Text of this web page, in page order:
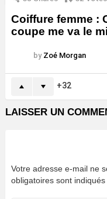
Coiffure femme :
coupe me va le
by Zoé Morgan
32
LAISSER UN
Votre adresse e-mail ne
obligatoires sont indiqués